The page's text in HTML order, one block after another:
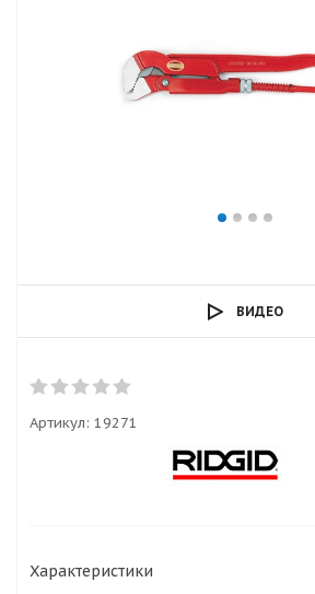
ВИДЕО
Артикул: 19271
Характеристики